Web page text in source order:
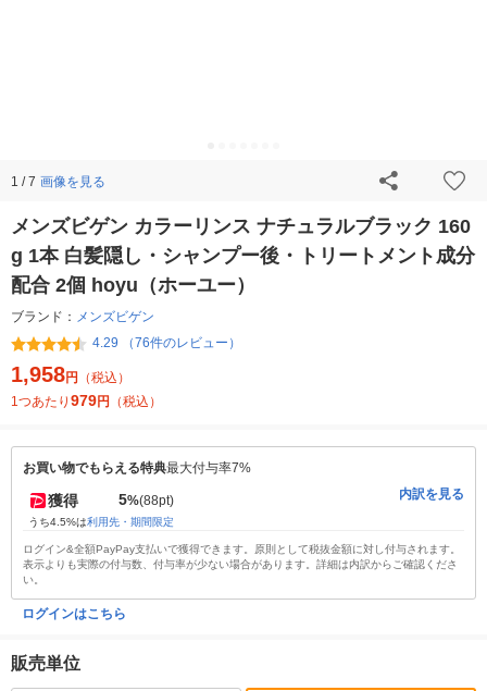
1 / 7 画像を見る
メンズビゲン カラーリンス ナチュラルブラック 160
g 1本 白髪隠し・シャンプー後・トリートメント成分
配合 2個 hoyu（ホーユー）
ブランド： メンズビゲン
4.29 （76件のレビュー）
1,958円
（税込）
1つあたり 979円 （税込）
お買い物でもらえる特典最大付与率7%
獲得 5%(88pt)
うち4.5%は利用先・期間限定
内訳を見る
ログイン&全額PayPay支払いで獲得できます。原則として税抜金額に対し付与されます。
表示よりも実際の付与数、付与率が少ない場合があります。詳細は内訳からご確認くださ
い。
ログインはこちら
販売単位